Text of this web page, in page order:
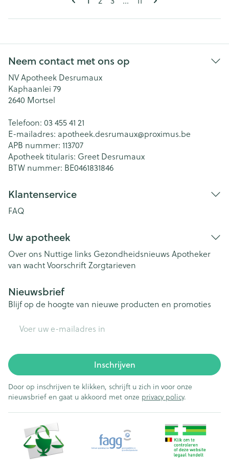
Neem contact met ons op
NV Apotheek Desrumaux
Kaphaanlei 79
2640 Mortsel
Telefoon: 03 455 41 21
E-mailadres: apotheek.desrumaux@proximus.be
APB nummer: 113707
Apotheek titularis: Greet Desrumaux
BTW nummer: BE0461831846
Klantenservice
FAQ
Uw apotheek
Over ons Nuttige links Gezondheidsnieuws Apotheker
van wachtVoorschriftZorgtarieven
Nieuwsbrief
Blijf op de hoogte van nieuwe producten en promoties
Inschrijven
Door op inschrijven te klikken, schrijft u zich in voor onze
nieuwsbrief en gaat u akkoord met onze privacy policy.